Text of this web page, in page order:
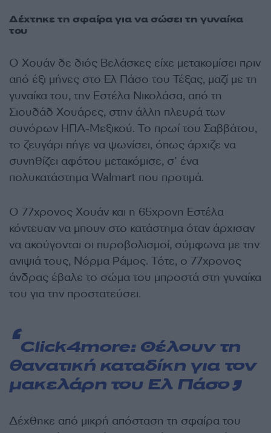
Δέχτηκε τη σφαίρα για να σώσει τη γυναίκα
του
Ο Χουάν δε διός Βελάσκες είχε μετακομίσει πριν
από έξι μήνες στο Ελ Πάσο του Τέξας, μαζί με τη
γυναίκα του, την Εστέλα Νικολάσα, από τη
Σιουδάδ Χουάρες, στην άλλη πλευρά των
συνόρων ΗΠΑ-Μεξικού. Το πρωί του Σαββάτου,
το ζευγάρι πήγε να ψωνίσει, όπως άρχιζε να
συνηθίζει αφότου μετακόμισε, σ’ ένα
πολυκατάστημα Walmart που προτιμά.
Ο 77χρονος Χουάν και η 65χρονη Εστέλα
κόντευαν να μπουν στο κατάστημα όταν άρχισαν
να ακούγονται οι πυροβολισμοί, σύμφωνα με την
ανιψιά τους, Νόρμα Ράμος. Τότε, ο 77χρονος
άνδρας έβαλε το σώμα του μπροστά στη γυναίκα
του για την προστατεύσει.
Click4more: Θέλουν τη
θανατική καταδίκη για τον
μακελάρη του Ελ Πάσο
Δέχθηκε από μικρή απόσταση τη σφαίρα του